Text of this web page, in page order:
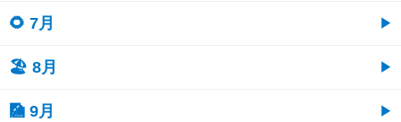
🌻 7月
🏖 8月
🎑 9月